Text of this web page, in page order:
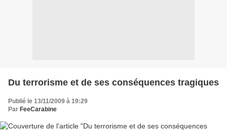
Du terrorisme et de ses conséquences tragiques
Publié le 13/11/2009 à 19:29
Par FeeCarabine